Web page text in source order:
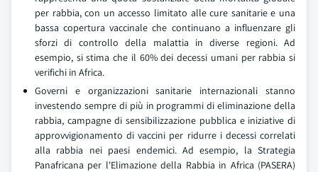
per rabbia, con un accesso limitato alle cure sanitarie e una
bassa copertura vaccinale che continuano a influenzare gli
sforzi di controllo della malattia in diverse regioni. Ad
esempio, si stima che il 60% dei decessi umani per rabbia si
verifichi in Africa.
Governi e organizzazioni sanitarie internazionali stanno
investendo sempre di più in programmi di eliminazione della
rabbia, campagne di sensibilizzazione pubblica e iniziative di
approvvigionamento di vaccini per ridurre i decessi correlati
alla rabbia nei paesi endemici. Ad esempio, la Strategia
Panafricana per l'Elimazione della Rabbia in Africa (PASERA)